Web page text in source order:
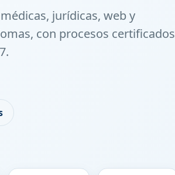
jurídicas, web y
con procesos certificados